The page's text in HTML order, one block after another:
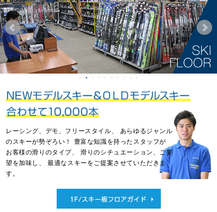
レーシング、デモ、フリースタイル、
あらゆるジャンル
のスキーが勢ぞろい！
豊富な知識を持ったスタッフが
お客様の滑りのタイプ、
滑りのシチュエーション、ご要
望を加味し、
最適なスキーをご提案させていただきま
す。